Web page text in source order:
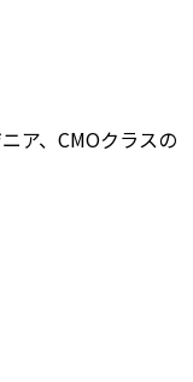
ア、CMOクラスの